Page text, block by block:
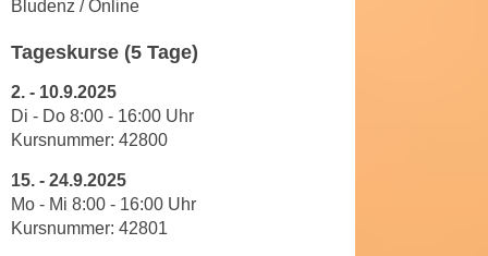
Bludenz / Online
Tageskurse (5 Tage)
2. - 10.9.2025
Di - Do 8:00 - 16:00 Uhr
Kursnummer: 42800
15. - 24.9.2025
Mo - Mi 8:00 - 16:00 Uhr
Kursnummer: 42801
n
d
a
r
ü
b
e
r
o
b
e
n
n
p
e